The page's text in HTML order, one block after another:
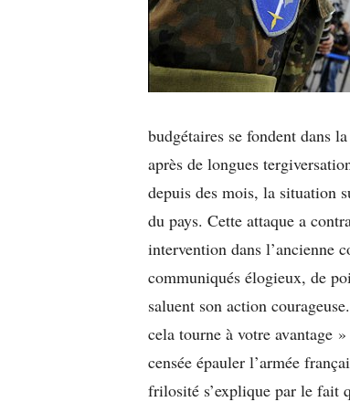
budgétaires se fondent dans
après de longues
depuis des mois, la situation
du pays. Cette attaque a
intervention dans l’ancienne
communiqués élogieux, de
saluent son action
cela tourne à votre avantage
censée épauler l’armée
frilosité s’explique par le fait